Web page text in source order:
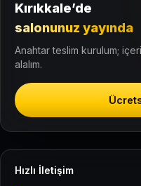
Kırıkkale’de
salonunuz yayında
Anahtar teslim kurulum;
alalım.
Hızlı İletişim